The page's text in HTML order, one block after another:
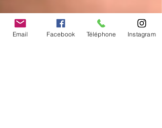
Email Facebook Téléphone Instagram